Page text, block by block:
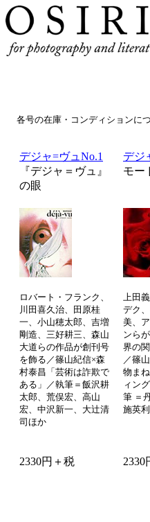
各号の在庫・コンディションに
デジャ=ヴュNo.1
『デジャ＝ヴュ』
の眼
デジ
モー
ロバート・フランク、
川田喜久治、田原桂
一、小山穂太郎、吉増
剛造、三好耕三、森山
大道らの作品が創刊号
を飾る／篠山紀信×森
村泰昌「芸術は詐欺で
ある」／執筆＝飯沢耕
太郎、荒俣宏、高山
宏、中沢新一、大辻清
司ほか
上田
デク
美、
ンら
界の
／篠
物ま
ィン
筆 ＝
施英
2330円＋税 2330